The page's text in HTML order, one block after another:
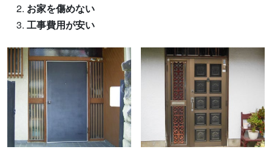
お家を傷めない
工事費用が安い